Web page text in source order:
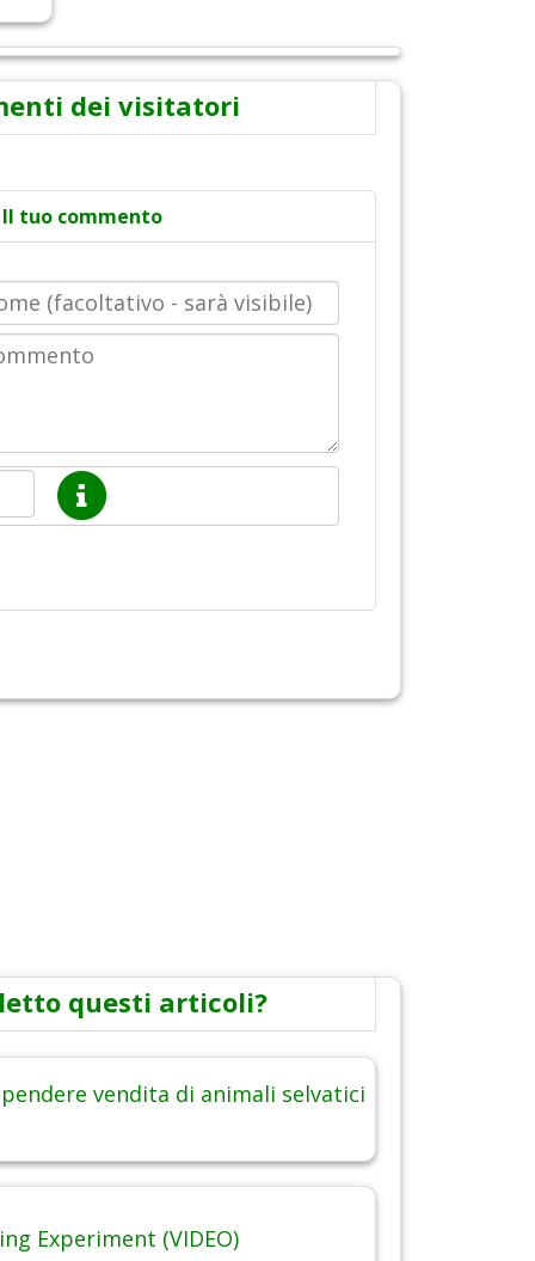
dei visitatori
Il tuo commento
questi articoli?
vendita di animali selvatici
Experiment (VIDEO)